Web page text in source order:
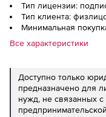
Тип лицензии:
Тип клиента:
Минимальная
Все характеристики
Доступно только
предназначено для
нужд, не связанных